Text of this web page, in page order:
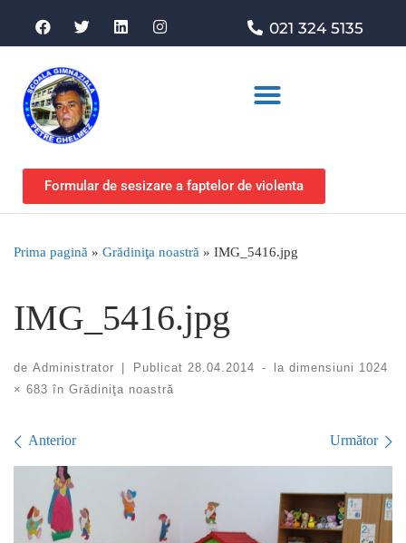
021 324 5135
Formular de sesizare a faptelor de violenta
Prima pagină » Grădiniţa noastră » IMG_5416.jpg
IMG_5416.jpg
de Administrator | Publicat 28.04.2014 - la dimensiuni 1024
× 683 în Grădiniţa noastră
Navigare în imagini
Anterior Următor